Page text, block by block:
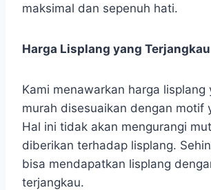
maksimal dan sepenuh hati.
Harga Lisplang yang Terjangkau
Kami menawarkan harga lisplang
murah disesuaikan dengan motif
Hal ini tidak akan mengurangi
diberikan terhadap lisplang.
bisa mendapatkan lisplang
terjangkau.